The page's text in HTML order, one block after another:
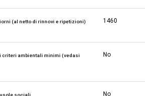
(al netto di rinnovi e ripetizioni) 1460
criteri ambientali minimi (vedasi
No
sociali No